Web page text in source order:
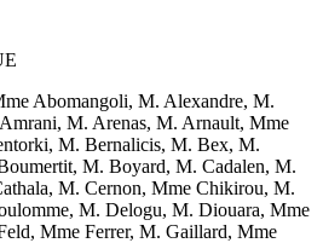
Abomangoli, M. Alexandre, M.
M. Arenas, M. Arnault, Mme
M. Bernalicis, M. Bex, M.
M. Boyard, M. Cadalen, M.
M. Cernon, Mme Chikirou, M.
M. Delogu, M. Diouara, Mme
Mme Ferrer, M. Gaillard, Mme